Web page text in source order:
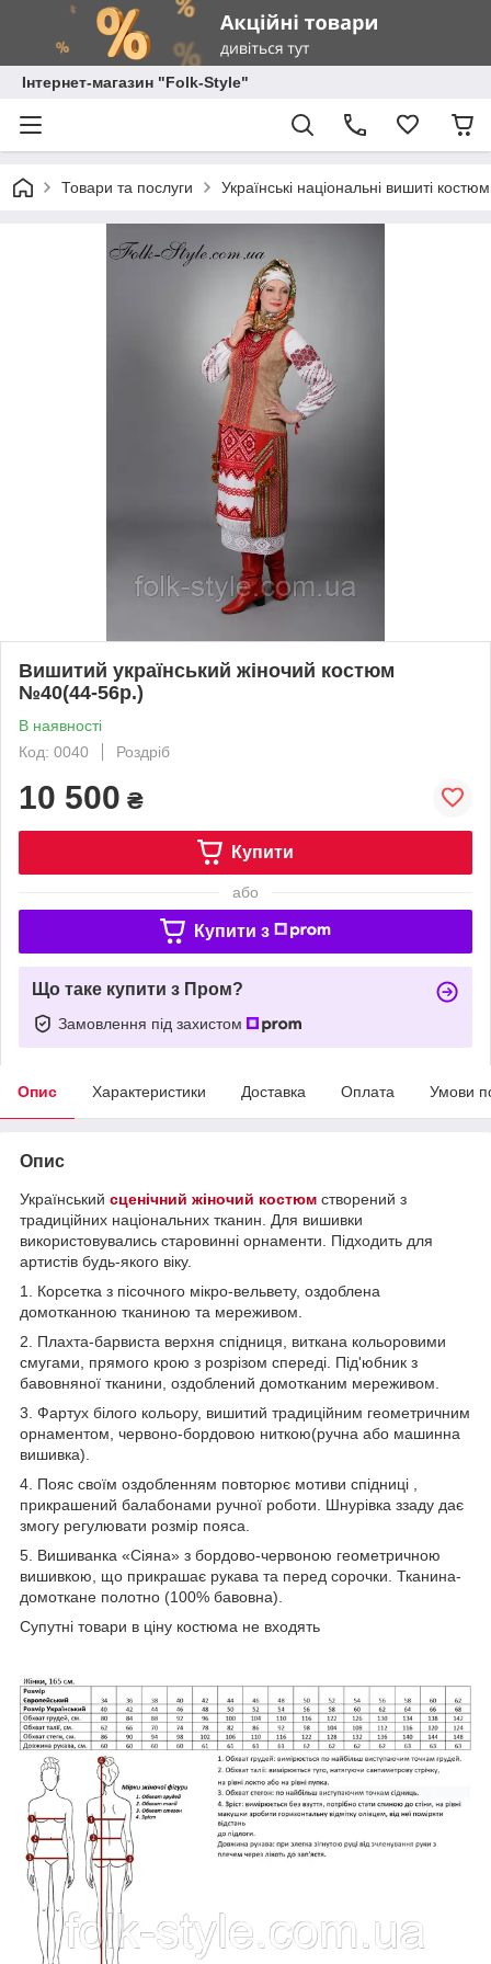
Інтернет-магазин "Folk-Style"
Товари та послуги Українські національні вишиті
Вишитий український жіночий костюм
№40(44-56р.)
В наявності
Код: 0040
Роздріб
10 500 ₴
Купити
або
Купити з
Що таке купити з Пром?
Замовлення під захистом
Опис Характеристики Доставка Оплата Умови
Опис
Український сценічний жіночий костюм створений з
традиційних національних тканин. Для вишивки
використовувались старовинні орнаменти. Підходить для
артистів будь-якого віку.
1. Корсетка з пісочного мікро-вельвету, оздоблена
домотканною тканиною та мереживом.
2. Плахта-барвиста верхня спідниця, виткана кольоровими
смугами, прямого крою з розрізом спереді. Під'юбник з
бавовняної тканини, оздоблений домотканим мереживом.
3. Фартух білого кольору, вишитий традиційним геометричним
орнаментом, червоно-бордовою ниткою(ручна або машинна
вишивка).
4. Пояс своїм оздобленням повторює мотиви спідниці ,
прикрашений балабонами ручної роботи. Шнурівка ззаду дає
змогу регулювати розмір пояса.
5. Вишиванка «Сіяна» з бордово-червоною геометричною
вишивкою, що прикрашає рукава та перед сорочки. Тканина-
домоткане полотно (100% бавовна).
Супутні товари в ціну костюма не входять